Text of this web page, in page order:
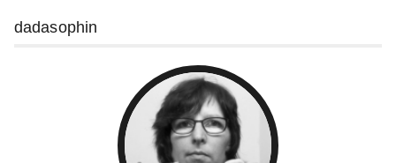
Weitere
dadasophin